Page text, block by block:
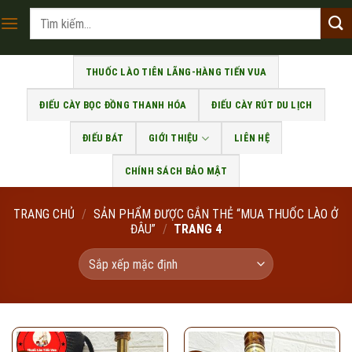
to
Tìm
THUỐC LÀO TIÊN LÃNG-HÀNG TIẾN VUA
ĐIẾU CÀY BỌC ĐỒNG THANH HÓA ĐIẾU CÀY RÚT DU LỊCH
ĐIẾU BÁT GIỚI THIỆU LIÊN HỆ
CHÍNH SÁCH BẢO MẬT
TRANG CHỦ / SẢN PHẨM ĐƯỢC GẮN THẺ “MUA THUỐC LÀO Ở
ĐÂU” / TRANG 4